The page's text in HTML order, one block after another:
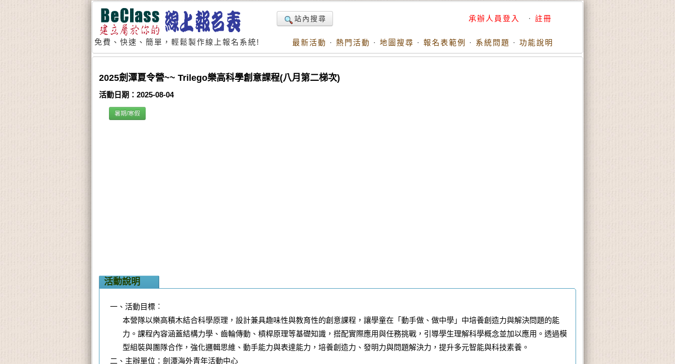
免費、快速、簡單，輕鬆製作線上報名系統!
站內搜尋 承辦人員登入 · 註冊
最新活動 · 熱門活動 · 地圖搜尋 · 報名表範例 · 系統問題 · 功能說明
2025劍潭夏令營~~ Trilego樂高科學創意課程(八月第二梯次)
活動日期：2025-08-04
暑期/寒假
活動說明
一、活動目標︰
本營隊以樂高積木結合科學原理，設計兼具趣味性與教育性的創意課程，讓學童在「動手做、做中學」中培養創造力與解決問題的能
力。課程內容涵蓋結構力學、齒輪傳動、槓桿原理等基礎知識，搭配實際應用與任務挑戰，引導學生理解科學概念並加以應用。透過模
型組裝與團隊合作，強化邏輯思維、動手能力與表達能力，培養創造力、發明力與問題解決力，提升多元智能與科技素養。
二、主辦單位：劍潭海外青年活動中心